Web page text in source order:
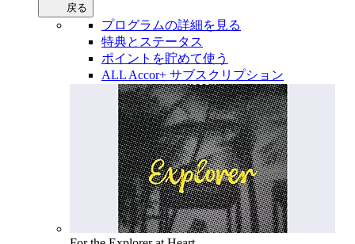
戻る
プログラムの詳細を見る
特典とステータス
ポイントを貯めて使う
ALL Accor+ サブスクリプション